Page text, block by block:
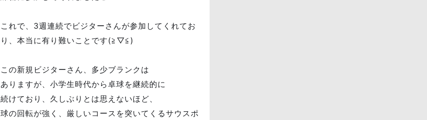
これで、3週連続でビジターさんが参加してくれてお
り、本当に有り難いことです(≧▽≦)
この新規ビジターさん、多少ブランクは
ありますが、小学生時代から卓球を継続的に
続けており、久しぶりとは思えないほど、
球の回転が強く、厳しいコースを突いてくるサウスポ